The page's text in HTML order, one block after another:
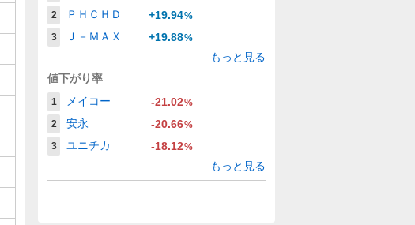
2
ＰＨＣＨＤ +19.94%
3
Ｊ－ＭＡＸ +19.88%
もっと見る
値下がり率
1 メイコー -21.02%
2
安永 -20.66%
3
ユニチカ -18.12%
もっと見る